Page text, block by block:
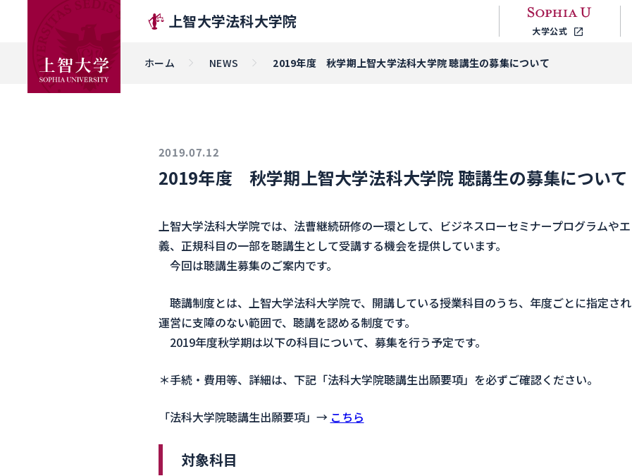
上智大学法科大学院 大学公式
ホーム NEWS 2019年度 秋学期上智大学法科大学院 聴講生の募集について
2019.07.12
2019年度 秋学期上智大学法科大学院 聴講生の募集について
上智大学法科大学院では、法曹継続研修の一環として、ビジネスローセミナープログラムや
義、正規科目の一部を聴講生として受講する機会を提供しています。
今回は聴講生募集のご案内です。
聴講制度とは、上智大学法科大学院で、開講している授業科目のうち、年度ごとに指定さ
運営に支障のない範囲で、聴講を認める制度です。
2019年度秋学期は以下の科目について、募集を行う予定です。
＊手続・費用等、詳細は、下記「法科大学院聴講生出願要項」を必ずご確認ください。
「法科大学院聴講生出願要項」→ こちら
対象科目